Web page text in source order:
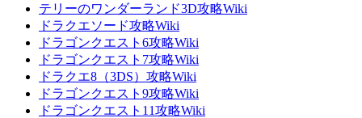
テリーのワンダーランド3D攻略Wiki
ドラクエソード攻略Wiki
ドラゴンクエスト6攻略Wiki
ドラゴンクエスト7攻略Wiki
ドラクエ8（3DS）攻略Wiki
ドラゴンクエスト9攻略Wiki
ドラゴンクエスト11攻略Wiki